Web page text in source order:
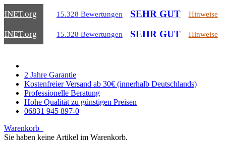
.org 15.328 Bewertungen SEHR GUT Hinweise
.org 15.328 Bewertungen SEHR GUT Hinweise
2 Jahre Garantie
Kostenfreier Versand ab 30€ (innerhalb Deutschlands)
Professionelle Beratung
Hohe Qualität zu günstigen Preisen
06831 945 897-0
Warenkorb
Sie haben keine Artikel im Warenkorb.